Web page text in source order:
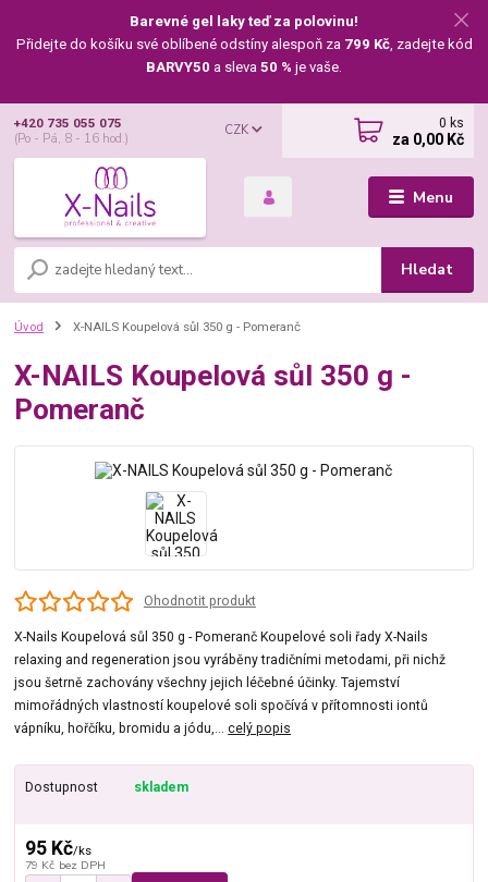
Barevné gel laky teď za polovinu!
Přidejte do košíku své oblíbené odstíny alespoň za 799 Kč, zadejte kód
BARVY50 a sleva 50 % je vaše.
Menu
CZK
Hledat
+420 735 055 075
(Po - Pá, 8 - 16 hod.)
0 ks
za 0,00 Kč
Úvod X-NAILS Koupelová sůl 350 g - Pomeranč
X-NAILS Koupelová sůl 350 g -
Pomeranč
Ohodnotit produkt
X-Nails Koupelová sůl 350 g - Pomeranč Koupelové soli řady X-Nails
relaxing and regeneration jsou vyráběny tradičními metodami, při nichž
jsou šetrně zachovány všechny jejich léčebné účinky. Tajemství
mimořádných vlastností koupelové soli spočívá v přítomnosti iontů
vápníku, hořčíku, bromidu a jódu,...celý popis
Dostupnost skladem
95 Kč/ks
79 Kč bez DPH